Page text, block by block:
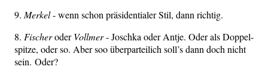
9.Mer­kel- wenn schon prä­si­den­tia­ler Stil, dann richtig.
8. FischeroderVoll­mer- Josch­ka oder Ant­je. Oder als Dop­pel­
spit­ze, oder so. Aber soo über­par­tei­lich soll’s dann doch nicht
sein. Oder?